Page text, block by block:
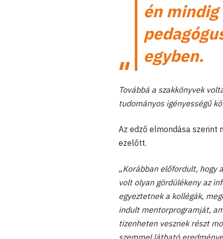
én
egyben.
Továbbá a szakkönyvek
tudományos igényességű
Az edző elmondása szerint
ezelőtt.
„Korábban előfordult, hogy
volt olyan gördülékeny az
egyeztetnek a kollégák,
indult mentorprogramját,
tizenheten vesznek részt